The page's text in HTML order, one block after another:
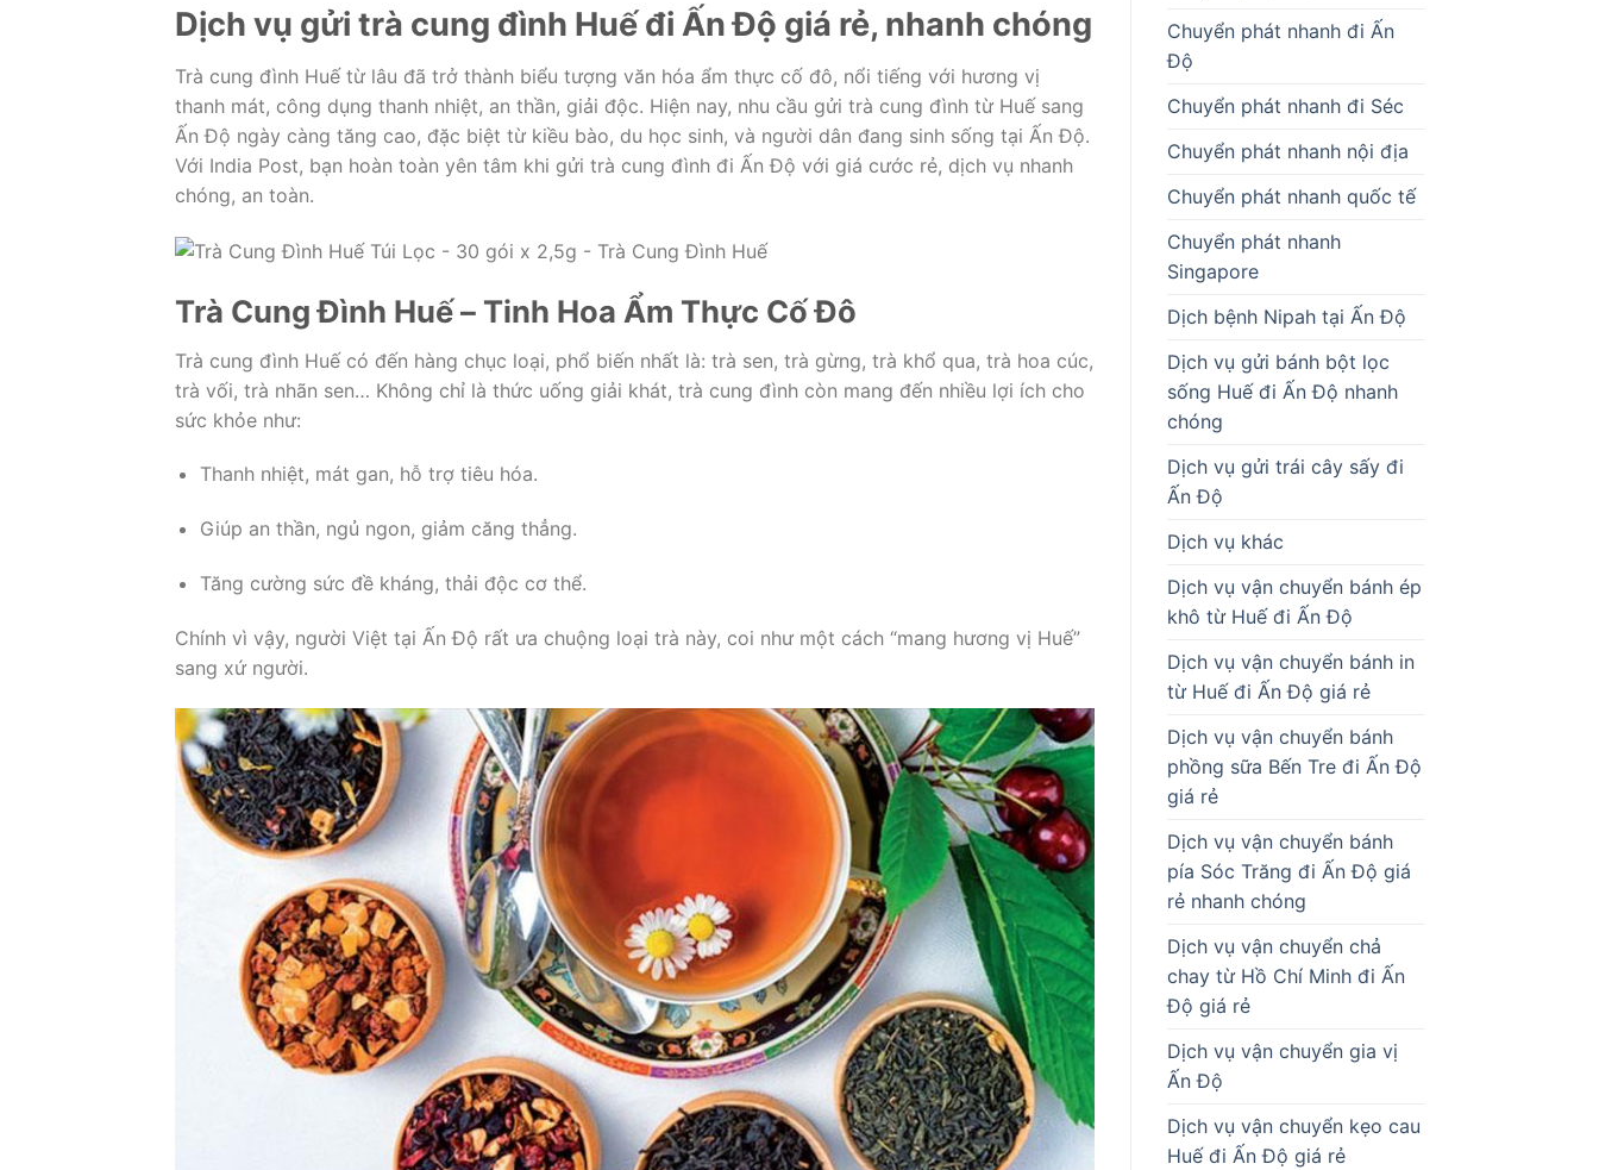
Dịch vụ gửi trà cung đình Huế đi Ấn Độ giá rẻ, nhanh chóng
Trà cung đình Huế từ lâu đã trở thành biểu tượng văn hóa ẩm thực cố đô, nổi tiếng với hương vị
thanh mát, công dụng thanh nhiệt, an thần, giải độc. Hiện nay, nhu cầu gửi trà cung đình từ Huế sang
Ấn Độ ngày càng tăng cao, đặc biệt từ kiều bào, du học sinh, và người dân đang sinh sống tại Ấn Độ.
Với India Post, bạn hoàn toàn yên tâm khi gửi trà cung đình đi Ấn Độ với giá cước rẻ, dịch vụ nhanh
chóng, an toàn.
Trà Cung Đình Huế – Tinh Hoa Ẩm Thực Cố Đô
Trà cung đình Huế có đến hàng chục loại, phổ biến nhất là: trà sen, trà gừng, trà khổ qua, trà hoa cúc,
trà vối, trà nhãn sen… Không chỉ là thức uống giải khát, trà cung đình còn mang đến nhiều lợi ích cho
sức khỏe như:
Thanh nhiệt, mát gan, hỗ trợ tiêu hóa.
Giúp an thần, ngủ ngon, giảm căng thẳng.
Tăng cường sức đề kháng, thải độc cơ thể.
Chính vì vậy, người Việt tại Ấn Độ rất ưa chuộng loại trà này, coi như một cách “mang hương vị Huế”
sang xứ người.
Chuyển phát nhanh đi Ấn
Độ
Chuyển phát nhanh đi Séc
Chuyển phát nhanh nội địa
Chuyển phát nhanh quốc tế
Chuyển phát nhanh
Singapore
Dịch bệnh Nipah tại Ấn Độ
Dịch vụ gửi bánh bột lọc
sống Huế đi Ấn Độ nhanh
chóng
Dịch vụ gửi trái cây sấy đi
Ấn Độ
Dịch vụ khác
Dịch vụ vận chuyển bánh ép
khô từ Huế đi Ấn Độ
Dịch vụ vận chuyển bánh in
từ Huế đi Ấn Độ giá rẻ
Dịch vụ vận chuyển bánh
phồng sữa Bến Tre đi Ấn Độ
giá rẻ
Dịch vụ vận chuyển bánh
pía Sóc Trăng đi Ấn Độ giá
rẻ nhanh chóng
Dịch vụ vận chuyển chả
chay từ Hồ Chí Minh đi Ấn
Độ giá rẻ
Dịch vụ vận chuyển gia vị
Ấn Độ
Dịch vụ vận chuyển kẹo cau
Huế đi Ấn Độ giá rẻ